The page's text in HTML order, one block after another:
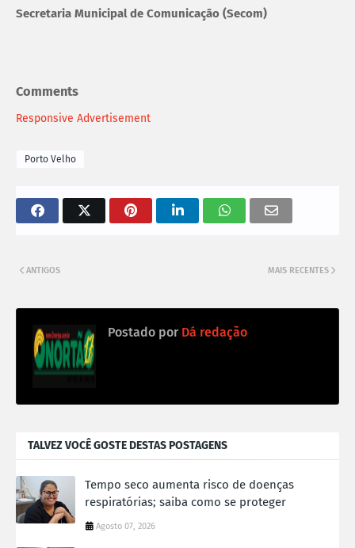
Secretaria Municipal de Comunicação (Secom)
Comments
Responsive Advertisement
Porto Velho
MAIS RECENTES
ANTIGOS
Postado por Dá redação
TALVEZ VOCÊ GOSTE DESTAS POSTAGENS
Tempo seco aumenta risco de doenças
respiratórias; saiba como se proteger
Agosto 07, 2026